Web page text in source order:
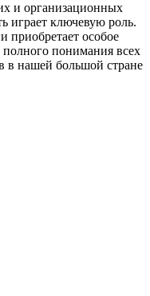
и организационных
играет ключевую роль.
приобретает особое
понимания всех
в нашей большой стране